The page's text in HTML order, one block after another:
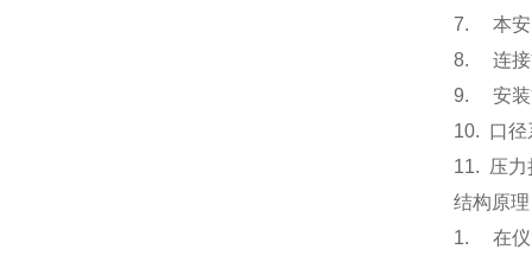
7. 本安
8. 连接
9. 安装
10. 口径
11. 压力
结构原理
1. 在仪